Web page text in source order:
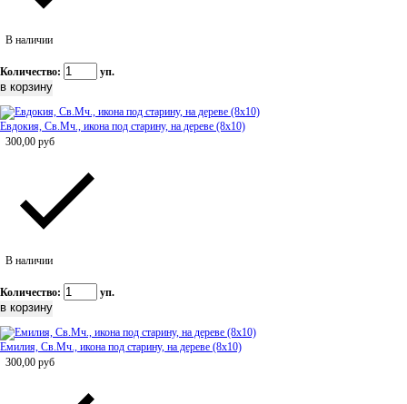
В наличии
Количество: уп.
Евдокия, Св.Мч., икона под старину, на дереве (8x10)
300,00 руб
В наличии
Количество: уп.
Емилия, Св.Мч., икона под старину, на дереве (8x10)
300,00 руб